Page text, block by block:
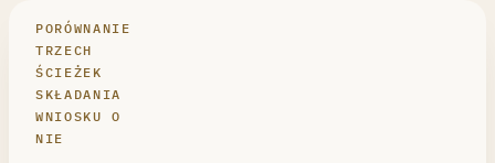
PORÓWNANIE
TRZECH
ŚCIEŻEK
SKŁADANIA
WNIOSKU O
NIE